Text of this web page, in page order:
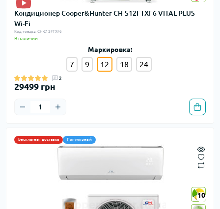
Кондиционер Cooper&Hunter CH-S12FTXF6 VITAL PLUS
Wi-Fi
Код товара: CH-S12FTXF6
В наличии
Маркировка:
7 9 12 18 24
2
29499 грн
Бесплатная доставка Популярный
10
10